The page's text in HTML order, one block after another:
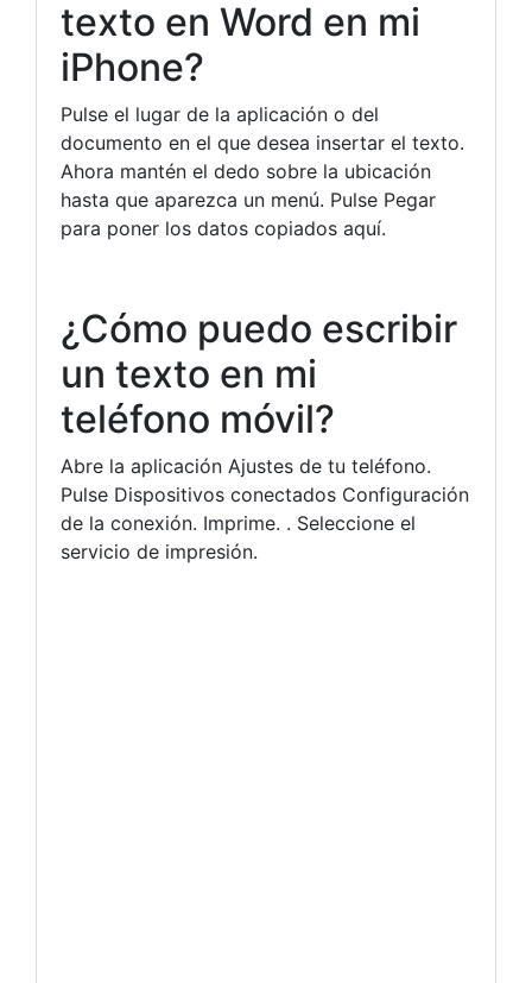
texto en Word en mi
iPhone?
Pulse el lugar de la aplicación o del
documento en el que desea insertar el texto.
Ahora mantén el dedo sobre la ubicación
hasta que aparezca un menú. Pulse Pegar
para poner los datos copiados aquí.
¿Cómo puedo escribir
un texto en mi
teléfono móvil?
Abre la aplicación Ajustes de tu teléfono.
Pulse Dispositivos conectados Configuración
de la conexión. Imprime. . Seleccione el
servicio de impresión.